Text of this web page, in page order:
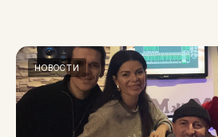
НОВОСТИ